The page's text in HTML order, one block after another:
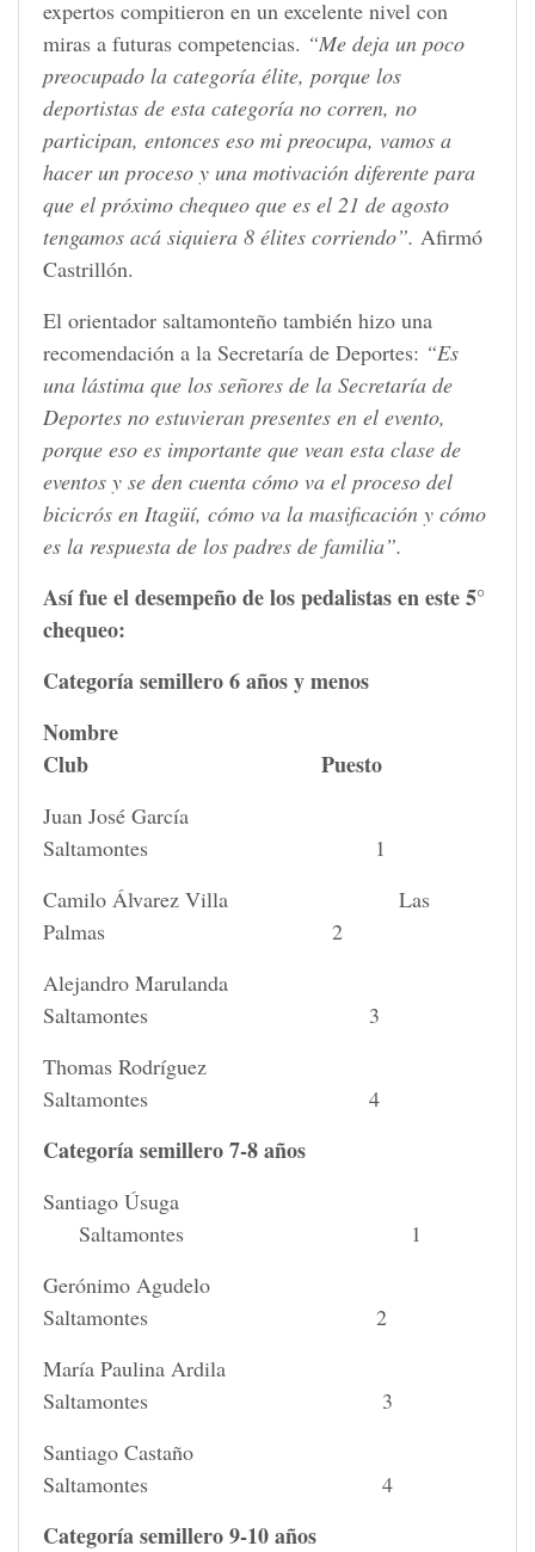
expertos compitieron en un excelente nivel con
miras a futuras competencias. “Me deja un poco
preocupado la categoría élite, porque los
deportistas de esta categoría no corren, no
participan, entonces eso mi preocupa, vamos a
hacer un proceso y una motivación diferente para
que el próximo chequeo que es el 21 de agosto
tengamos acá siquiera 8 élites corriendo”. Afirmó
Castrillón.
El orientador saltamonteño también hizo una
recomendación a la Secretaría de Deportes: “Es
una lástima que los señores de la Secretaría de
Deportes no estuvieran presentes en el evento,
porque eso es importante que vean esta clase de
eventos y se den cuenta cómo va el proceso del
bicicrós en Itagüí, cómo va la masificación y cómo
es la respuesta de los padres de familia”.
Así fue el desempeño de los pedalistas en este 5°
chequeo:
Categoría semillero 6 años y menos
Nombre
Club Puesto
Juan José García
Saltamontes 1
Camilo Álvarez Villa Las
Palmas 2
Alejandro Marulanda
Saltamontes 3
Thomas Rodríguez
Saltamontes 4
Categoría semillero 7-8 años
Santiago Úsuga
Saltamontes 1
Gerónimo Agudelo
Saltamontes 2
María Paulina Ardila
Saltamontes 3
Santiago Castaño
Saltamontes 4
Categoría semillero 9-10 años